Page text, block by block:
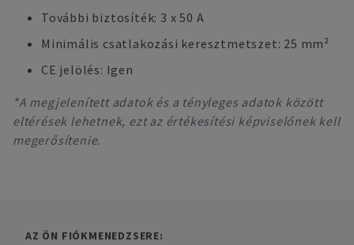
További biztosíték: 3 x 50 A
Minimális csatlakozási keresztmetszet: 25 mm²
CE jelölés: Igen
*A megjelenített adatok és a tényleges adatok között
eltérések lehetnek, ezt az értékesítési képviselőnek kell
megerősítenie.
AZ ÖN FIÓKMENEDZSERE: